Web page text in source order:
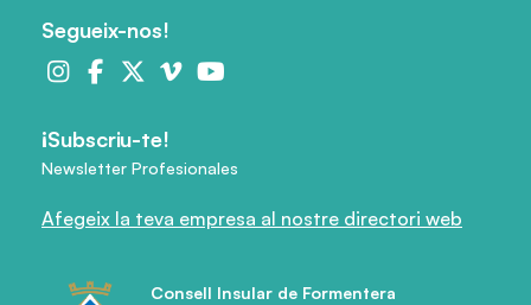
Segueix-nos!
¡Subscriu-te!
Newsletter Profesionales
Afegeix la teva empresa al nostre directori web
Consell Insular de Formentera